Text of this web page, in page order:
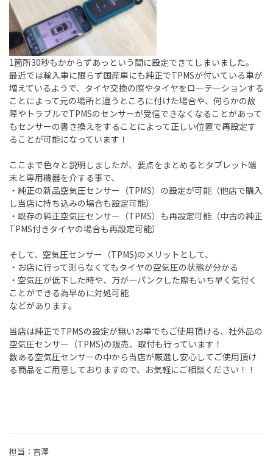
1箇所30秒もかからずあっという間に設定できてしまいました。
最近では輸入車に限らず国産車にも純正でTPMSが付いている車が
増えているようで、タイヤ交換の際やタイヤをローテーションする
ことによって元の場所と違うところに付けた場合や、何らかの故
障やトラブルでTPMSのセンサーが受信できなくなることがあって
もセンサーの書き換えをすることによって正しい位置で再設定す
ることが可能になっています！
ここまで色々と説明しましたが、要点をまとめるとタブレット端
末と専用機器を介する事で、
・純正の新品空気圧センサー（TPMS）の設定が可能（他店で購入
し当店に持ち込みの場合も設定可能）
・既存の純正空気圧センサー（TPMS）も再設定可能（中古の純正
TPMS付きタイヤの場合も再設定可能）
そして、空気圧センサー（TPMS)のメリットとして、
・お店に行って測らなくてもタイヤの空気圧の状態が分かる
・空気圧が低下した時や、万が一パンクした際もいち早く気付く
ことができる為早めに対処可能
などがあります。
当店は純正でTPMSの設定が無いお車でもご使用頂ける、社外品の
空気圧センサー（TPMS)の販売、取付も行っています！
数ある空気圧センサーの中から当店が厳選し安心してご使用頂け
る商品をご用意しておりますので、お気軽にご相談ください！！
担当：吉澤